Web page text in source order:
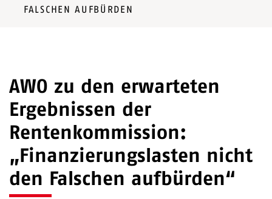
FALSCHEN AUFBÜRDEN
AWO zu den erwarteten
Ergebnissen der
Rentenkommission:
„Finanzierungslasten nicht
den Falschen aufbürden“